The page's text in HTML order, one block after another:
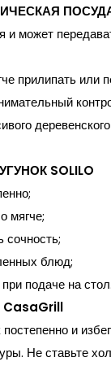
и может
прилипать или
SOLILO
мягче;
сочность;
блюд;
подаче на стол.
CasaGrill
и
Не ставьте